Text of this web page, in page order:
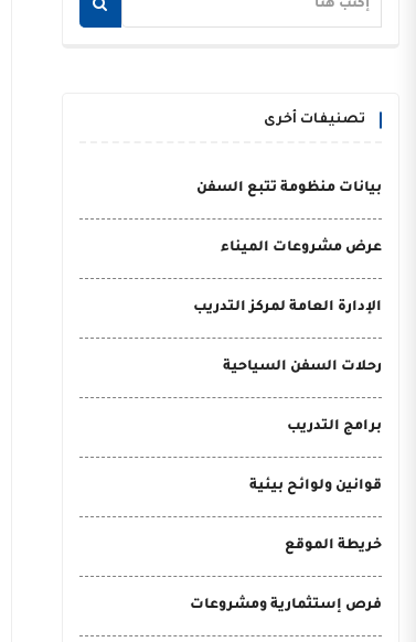
تصنيفات أخرى
بيانات منظومة تتبع السفن
عرض مشروعات الميناء
الإدارة العامة لمركز التدريب
رحلات السفن السياحية
برامج التدريب
قوانين ولوائح بيئية
خريطة الموقع
فرص إستثمارية ومشروعات